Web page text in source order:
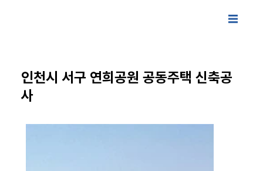
인천시 서구 연희공원 공동주택 신축공
사